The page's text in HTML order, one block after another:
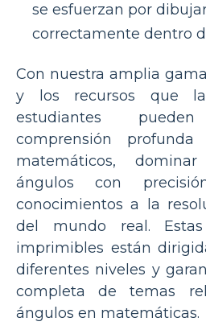
se esfuerzan por
correctamente dentro
Con nuestra amplia
y los recursos que
estudiantes
comprensión
matemáticos,
ángulos con
conocimientos a la
del mundo real.
imprimibles están
diferentes niveles y
completa de temas
ángulos en matemáticas.